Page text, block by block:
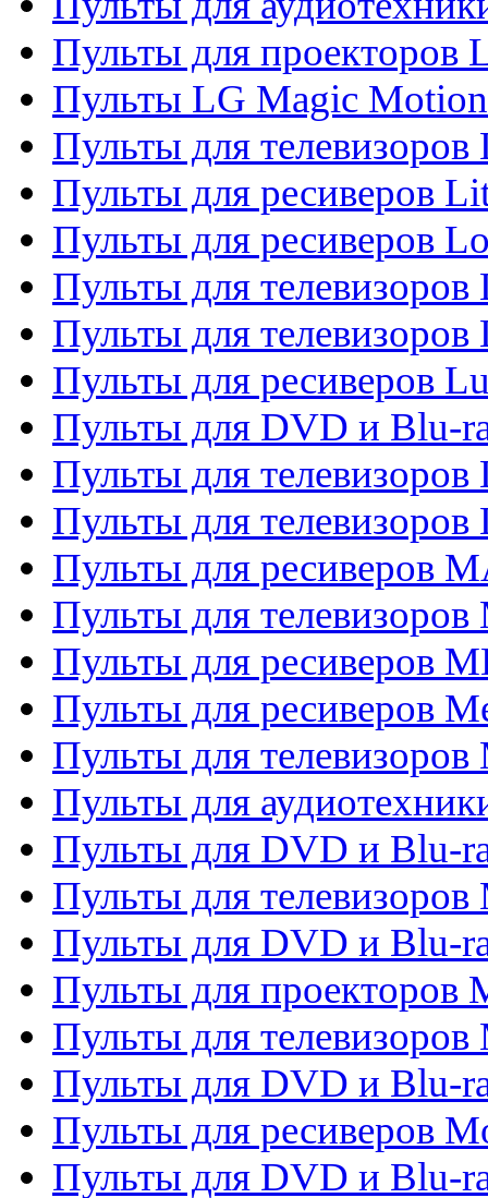
Пульты для проекторов
Пульты LG Magic Motion
Пульты для
Пульты для ресиверов
Пульты для ресиверов
Пульты для телевизоров
Пульты для
Пульты для ресиверов
Пульты для DVD и Blu-
Пульты для телевизоров
Пульты для телевизоров
Пульты для ресиверов
Пульты для телевизоров
Пульты для ресиверов
Пульты для ресиверов
Пульты для телевизоров
Пульты для
Пульты для DVD и Blu-
Пульты для
Пульты для DVD и Blu-
Пульты для проекторов
Пульты для
Пульты для DVD и Blu-
Пульты для ресиверов
Пульты для DVD и Blu-